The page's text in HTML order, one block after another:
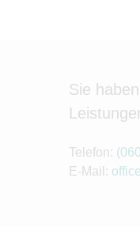
Sie
Telefon:
E-Mail: